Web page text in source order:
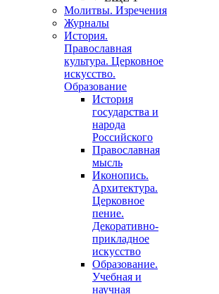
Молитвы. Изречения
Журналы
История.
Православная
культура. Церковное
искусство.
Образование
История
государства и
народа
Российского
Православная
мысль
Иконопись.
Архитектура.
Церковное
пение.
Декоративно-
прикладное
искусство
Образование.
Учебная и
научная